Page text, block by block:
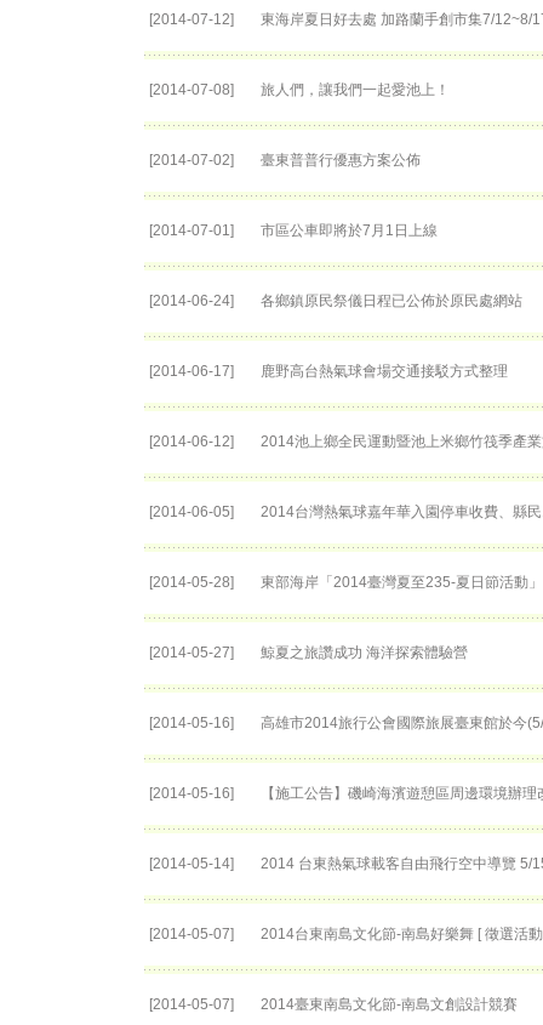
[2014-07-12] 東海岸夏日好去處 加路蘭手創市集7/12~8/
[2014-07-08] 旅人們，讓我們一起愛池上！
[2014-07-02] 臺東普普行優惠方案公佈
[2014-07-01] 市區公車即將於7月1日上線
[2014-06-24] 各鄉鎮原民祭儀日程已公佈於原民處網站
[2014-06-17] 鹿野高台熱氣球會場交通接駁方式整理
[2014-06-12] 2014池上鄉全民運動暨池上米鄉竹筏季產
[2014-06-05] 2014台灣熱氣球嘉年華入園停車收費、縣
[2014-05-28] 東部海岸「2014臺灣夏至235-夏日節活動
[2014-05-27] 鯨夏之旅讚成功 海洋探索體驗營
[2014-05-16] 高雄市2014旅行公會國際旅展臺東館於今
[2014-05-16] 【施工公告】磯崎海濱遊憩區周邊環境辦理
[2014-05-14] 2014 台東熱氣球載客自由飛行空中導覽 5/
[2014-05-07] 2014台東南島文化節-南島好樂舞 [ 徵選活
[2014-05-07] 2014臺東南島文化節-南島文創設計競賽